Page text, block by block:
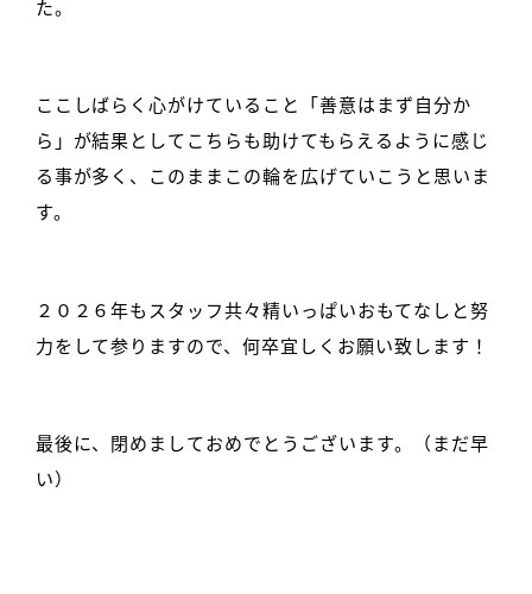
た。
ここしばらく心がけていること「善意はまず自分か
ら」が結果としてこちらも助けてもらえるように感じ
る事が多く、このままこの輪を広げていこうと思いま
す。
２０２６年もスタッフ共々精いっぱいおもてなしと努
力をして参りますので、何卒宜しくお願い致します！
最後に、閉めましておめでとうございます。（まだ早
い）